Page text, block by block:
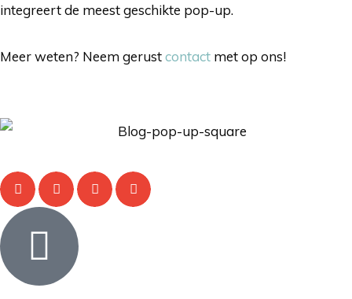
integreert de meest geschikte pop-up.
Meer weten? Neem gerustcontact met op ons!